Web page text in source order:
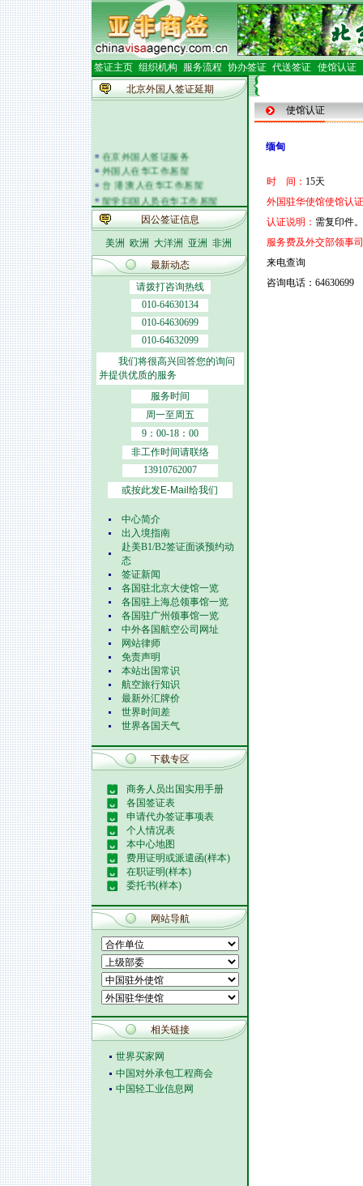
签证主页 组织机构 服务流程 协办签证 代送签证 使馆认证
北京外国人签证延期
在京外国人签证服务
外国人在华工作居留
台 港 澳人在华工作居留
留学归国人员在华工作居留
外籍人员体检
外国人在华开车
签证邀请函电
外商投资企业
外国(地区)企业常驻代表机构
北京市居民出境证件
因公签证信息
美洲 欧洲 大洋洲 亚洲 非洲
最新动态
请拨打咨询热线
010-64630134
010-64630699
010-64632099
我们将很高兴回答您的询问
并提供优质的服务
服务时间
周一至周五
9：00-18：00
非工作时间请联络
13910762007
或按此发E-Mail给我们
中心简介
出入境指南
赴美B1/B2签证面谈预约动
态
签证新闻
各国驻北京大使馆一览
各国驻上海总领事馆一览
各国驻广州领事馆一览
中外各国航空公司网址
网站律师
免责声明
本站出国常识
航空旅行知识
最新外汇牌价
世界时间差
世界各国天气
下载专区
商务人员出国实用手册
各国签证表
申请代办签证事项表
个人情况表
本中心地图
费用证明或派遣函(样本)
在职证明(样本)
委托书(样本)
网站导航
相关链接
世界买家网
中国对外承包工程商会
中国轻工业信息网
使馆认证
缅甸
时 间： 15天
外国驻华使馆使馆认
认证说明： 需复印件。
服务费及外交部领事
来电查询
咨询电话：64630699